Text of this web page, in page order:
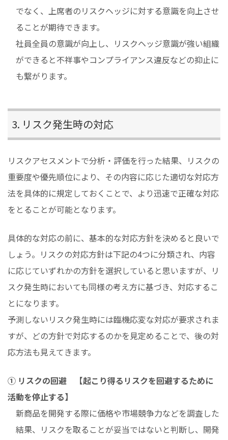
でなく、上席者のリスクヘッジに対する意識を向上させ
ることが期待できます。
社員全員の意識が向上し、リスクヘッジ意識が強い組織
ができると不祥事やコンプライアンス違反などの抑止に
も繋がります。
3. リスク発生時の対応
リスクアセスメントで分析・評価を行った結果、リスクの
重要度や優先順位により、その内容に応じた適切な対応方
法を具体的に規定しておくことで、より迅速で正確な対応
をとることが可能となります。
具体的な対応の前に、基本的な対応方針を決めると良いで
しょう。リスクの対応方針は下記の4つに分類され、内容
に応じていずれかの方針を選択していると思いますが、リ
スク発生時においても同様の考え方に基づき、対応するこ
とになります。
予測しないリスク発生時には臨機応変な対応が要求されま
すが、どの方針で対応するのかを見定めることで、後の対
応方法も見えてきます。
① リスクの回避 【起こり得るリスクを回避するために
活動を停止する】
新商品を開発する際に価格や市場競争力などを調査した
結果、リスクを取ることが妥当ではないと判断し、開発